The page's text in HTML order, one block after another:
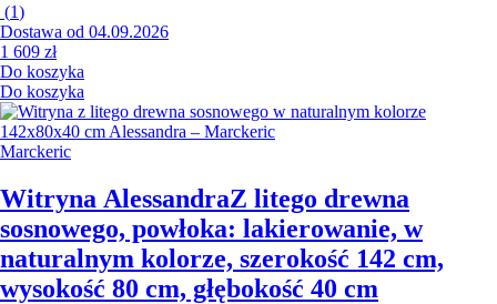
(1)
Dostawa od 04.09.2026
1 609 zł
Do koszyka
Do koszyka
Marckeric
Witryna AlessandraZ litego drewna
sosnowego, powłoka: lakierowanie, w
naturalnym kolorze, szerokość 142 cm,
wysokość 80 cm, głębokość 40 cm